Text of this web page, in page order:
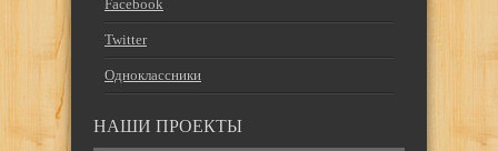
Facebook
Twitter
Одноклассники
НАШИ ПРОЕКТЫ